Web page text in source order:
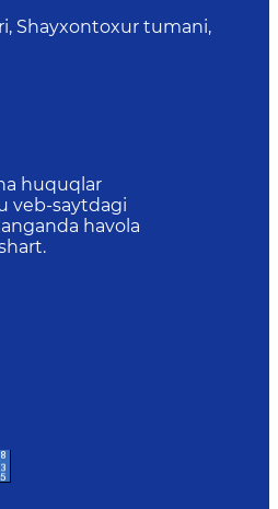
Shayxontoxur tumani,
huquqlar
veb-saytdagi
havola